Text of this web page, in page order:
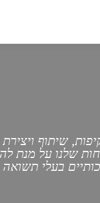
שיתוף
שלנו על מנת
בעלי